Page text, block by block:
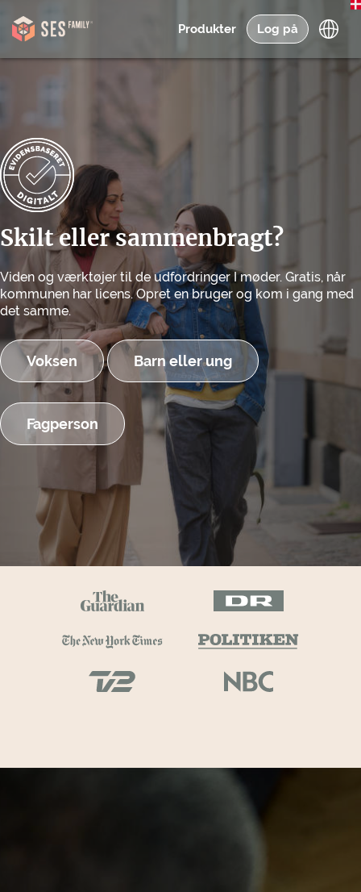
Produkter Log på
Skilt eller sammenbragt?
Viden og værktøjer til de udfordringer I møder. Gratis, når
kommunen har licens. Opret en bruger og kom i gang med
det samme.
Voksen Barn eller ung
Fagperson